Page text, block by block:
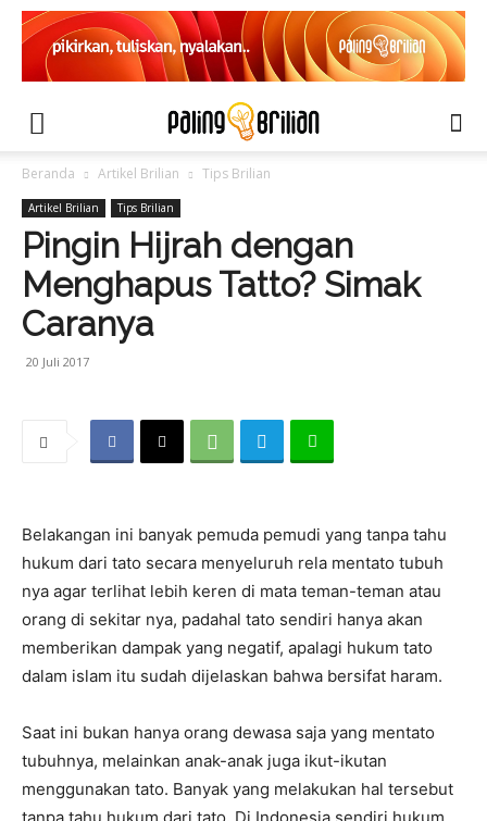
Beranda Artikel Brilian Tips Brilian
Artikel Brilian Tips Brilian
Pingin Hijrah dengan
Menghapus Tatto? Simak
Caranya
20 Juli 2017
Belakangan ini banyak pemuda pemudi yang tanpa tahu
hukum dari tato secara menyeluruh rela mentato tubuh
nya agar terlihat lebih keren di mata teman-teman atau
orang di sekitar nya, padahal tato sendiri hanya akan
memberikan dampak yang negatif, apalagi hukum tato
dalam islam itu sudah dijelaskan bahwa bersifat haram.
Saat ini bukan hanya orang dewasa saja yang mentato
tubuhnya, melainkan anak-anak juga ikut-ikutan
menggunakan tato. Banyak yang melakukan hal tersebut